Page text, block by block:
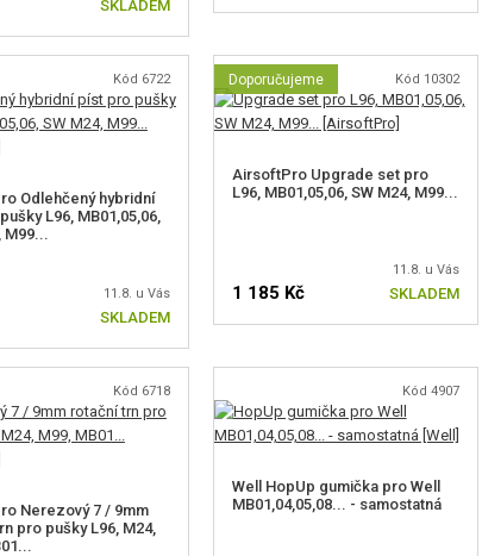
SKLADEM
Kód 6722
Odlehčený hybridní
L96, MB01,05,06,
M99...
11.8. u Vás
SKLADEM
Doporučujeme Kód 10302
AirsoftPro Upgrade set pro
L96, MB01,05,06, SW M24, M99...
11.8. u Vás
1 185 Kč SKLADEM
Kód 6718
Nerezový 7 / 9mm
pro pušky L96, M24,
Kód 4907
Well HopUp gumička pro Well
MB01,04,05,08... - samostatná